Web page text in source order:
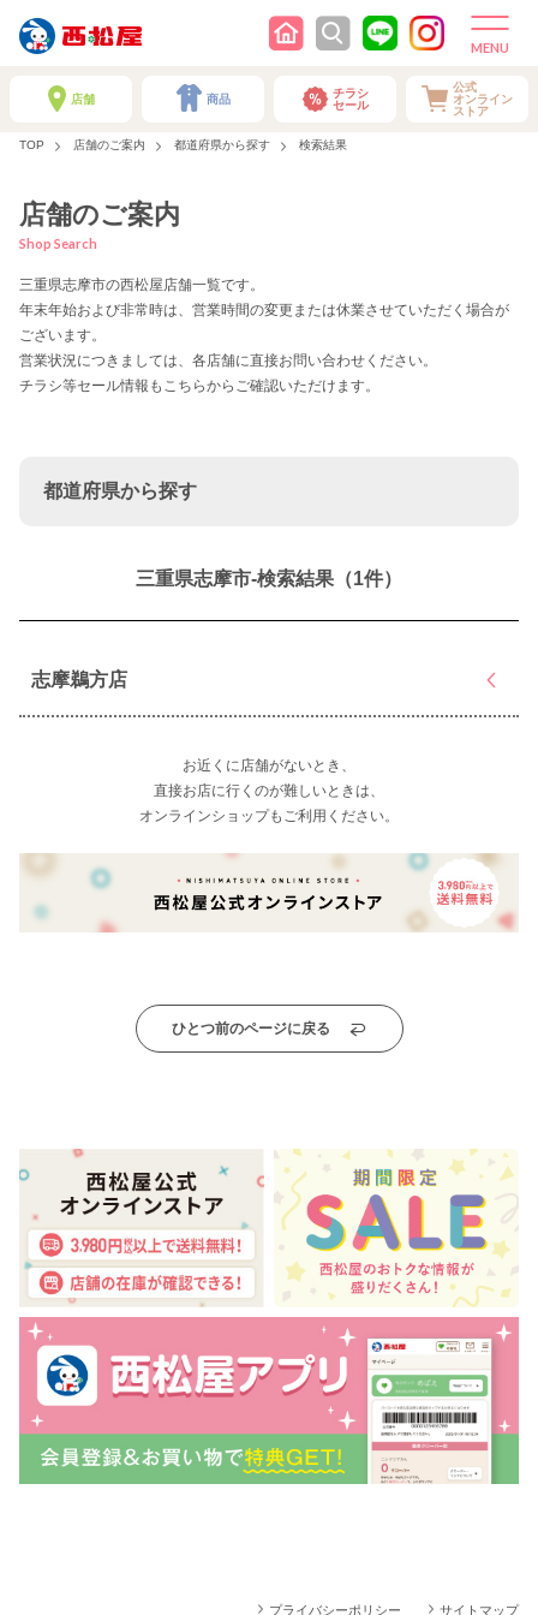
店舗 商品
チラシ
セール
公式
オンライン
ストア
TOP 店舗のご案内 都道府県から探す 検索結果
店舗のご案内
Shop Search
三重県志摩市の西松屋店舗一覧です。
年末年始および非常時は、営業時間の変更または休業させていただく場合が
ございます。
営業状況につきましては、各店舗に直接お問い合わせください。
チラシ等セール情報もこちらからご確認いただけます。
都道府県から探す
三重県志摩市-検索結果（1件）
志摩鵜方店
お近くに店舗がないとき、
直接お店に行くのが難しいときは、
オンラインショップもご利用ください。
ひとつ前のページに戻る
プライバシーポリシー サイトマップ